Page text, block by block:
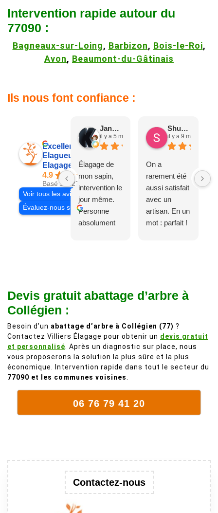
Intervention rapide autour du
77090 :
Bagneaux-sur-Loing, Barbizon, Bois-le-Roi,
Avon, Beaumont-du-Gâtinais
Ils nous font confiance :
Excellent
Elagueur 77
Elagage Villiers
4.9
Basé sur 27 avis
Voir tous les avis
Évaluez-nous sur
Jane D.
il y a 5 mois
Élagage de
mon sapin,
intervention le
jour même.
Personne
absolument
comme on en
Shuang & Jean K.
il y a 9 mois
On a
rarement été
aussi satisfait
avec un
artisan. En un
mot : parfait !
débordait trop
plein de bois
mort. C'est
délicat parce
que c'est un
donc
dangereuse.
Devis gratuit abattage d’arbre à
Collégien :
Besoin d’un abattage d’arbre à Collégien (77) ?
Contactez Villiers Élagage pour obtenir un devis gratuit
et personnalisé . Après un diagnostic sur place, nous
vous proposerons la solution la plus sûre et la plus
économique. Intervention rapide dans tout le secteur du
77090 et les communes voisines
06 76 79 41 20
Contactez-nous